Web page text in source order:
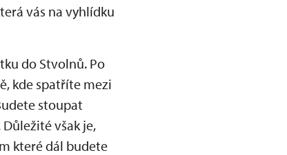
vás na vyhlídku
do Stvolnů. Po
kde spatříte mezi
stoupat
však je,
které dál budete